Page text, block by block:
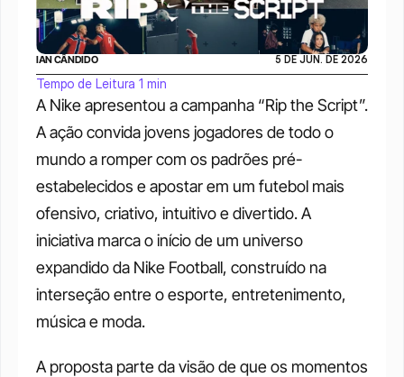
A Nike apresentou a campanha “Rip the Script”.
A ação convida jovens jogadores de todo o
mundo a romper com os padrões pré-
estabelecidos e apostar em um futebol mais
ofensivo, criativo, intuitivo e divertido. A
iniciativa marca o início de um universo
expandido da Nike Football, construído na
interseção entre o esporte, entretenimento,
música e moda.
A proposta parte da visão de que os momentos
IAN CÂNDIDO 5 DE JUN. DE 2026
Tempo de Leitura 1 min